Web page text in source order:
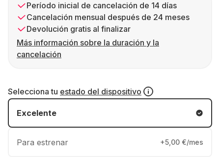
Período inicial de cancelación de 14 días
Cancelación mensual después de 24 meses
Devolución gratis al finalizar
Más información sobre la duración y la
cancelación
Selecciona tu estado del dispositivo
Excelente
Para estrenar +5,00 €/mes